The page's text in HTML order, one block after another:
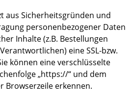
aus Sicherheitsgründen und
personenbezogener Daten
Inhalte (z.B. Bestellungen
eine SSL-bzw.
können eine verschlüsselte
„https://“ und dem
Browserzeile erkennen.